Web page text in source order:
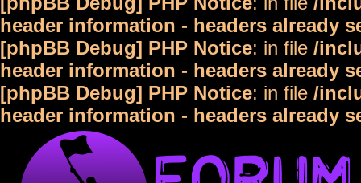
header information - headers already
[phpBB Debug] PHP Notice: in file /
header information - headers already
[phpBB Debug] PHP Notice: in file /
header information - headers already